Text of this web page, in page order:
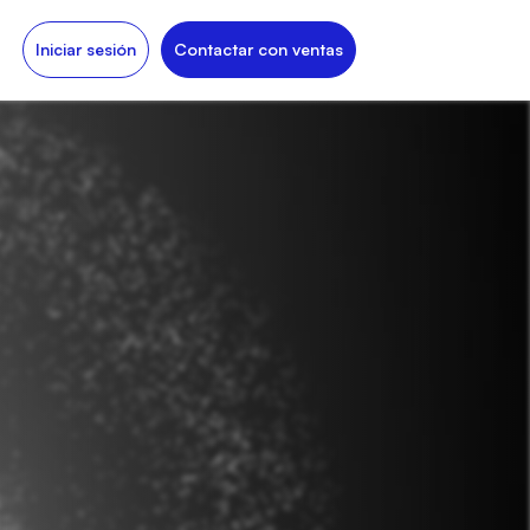
Iniciar sesión Contactar con ventas